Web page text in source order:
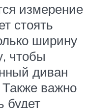
измерение
стоять
ширину
чтобы
диван
важно
будет